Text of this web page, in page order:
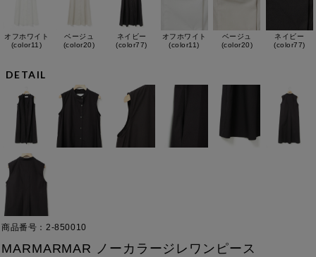
オフホワイト
(color11)
ベージュ
(color20)
ネイビー
(color77)
オフホワイト
(color11)
ベージュ
(color20)
ネイビー
(color77)
DETAIL
商品番号 2-850010
MARMARMAR ノーカラージレワンピース